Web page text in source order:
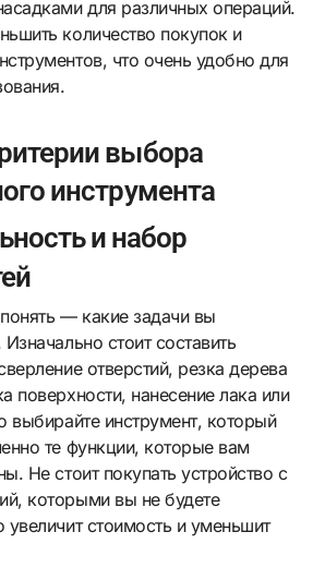
для различных операций.
количество покупок и
что очень удобно для
выбора
инструмента
и набор
— какие задачи вы
стоит составить
отверстий, резка дерева
поверхности, нанесение лака или
выбирайте инструмент, который
те функции, которые вам
Не стоит покупать устройство с
которыми вы не будете
увеличит стоимость и уменьшит